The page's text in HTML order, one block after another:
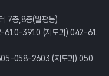
7층,8층(월평동)
610-3910 (지도과) 042-61
058-2603 (지도과) 050